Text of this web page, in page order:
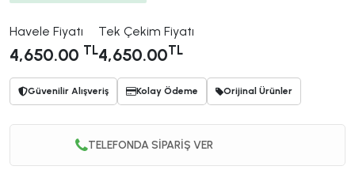
Havele Fiyatı
4,650.00 TL
Tek Çekim Fiyatı
4,650.00TL
Güvenilir Alışveriş Kolay Ödeme Orijinal Ürünler
TELEFONDA SİPARİŞ VER